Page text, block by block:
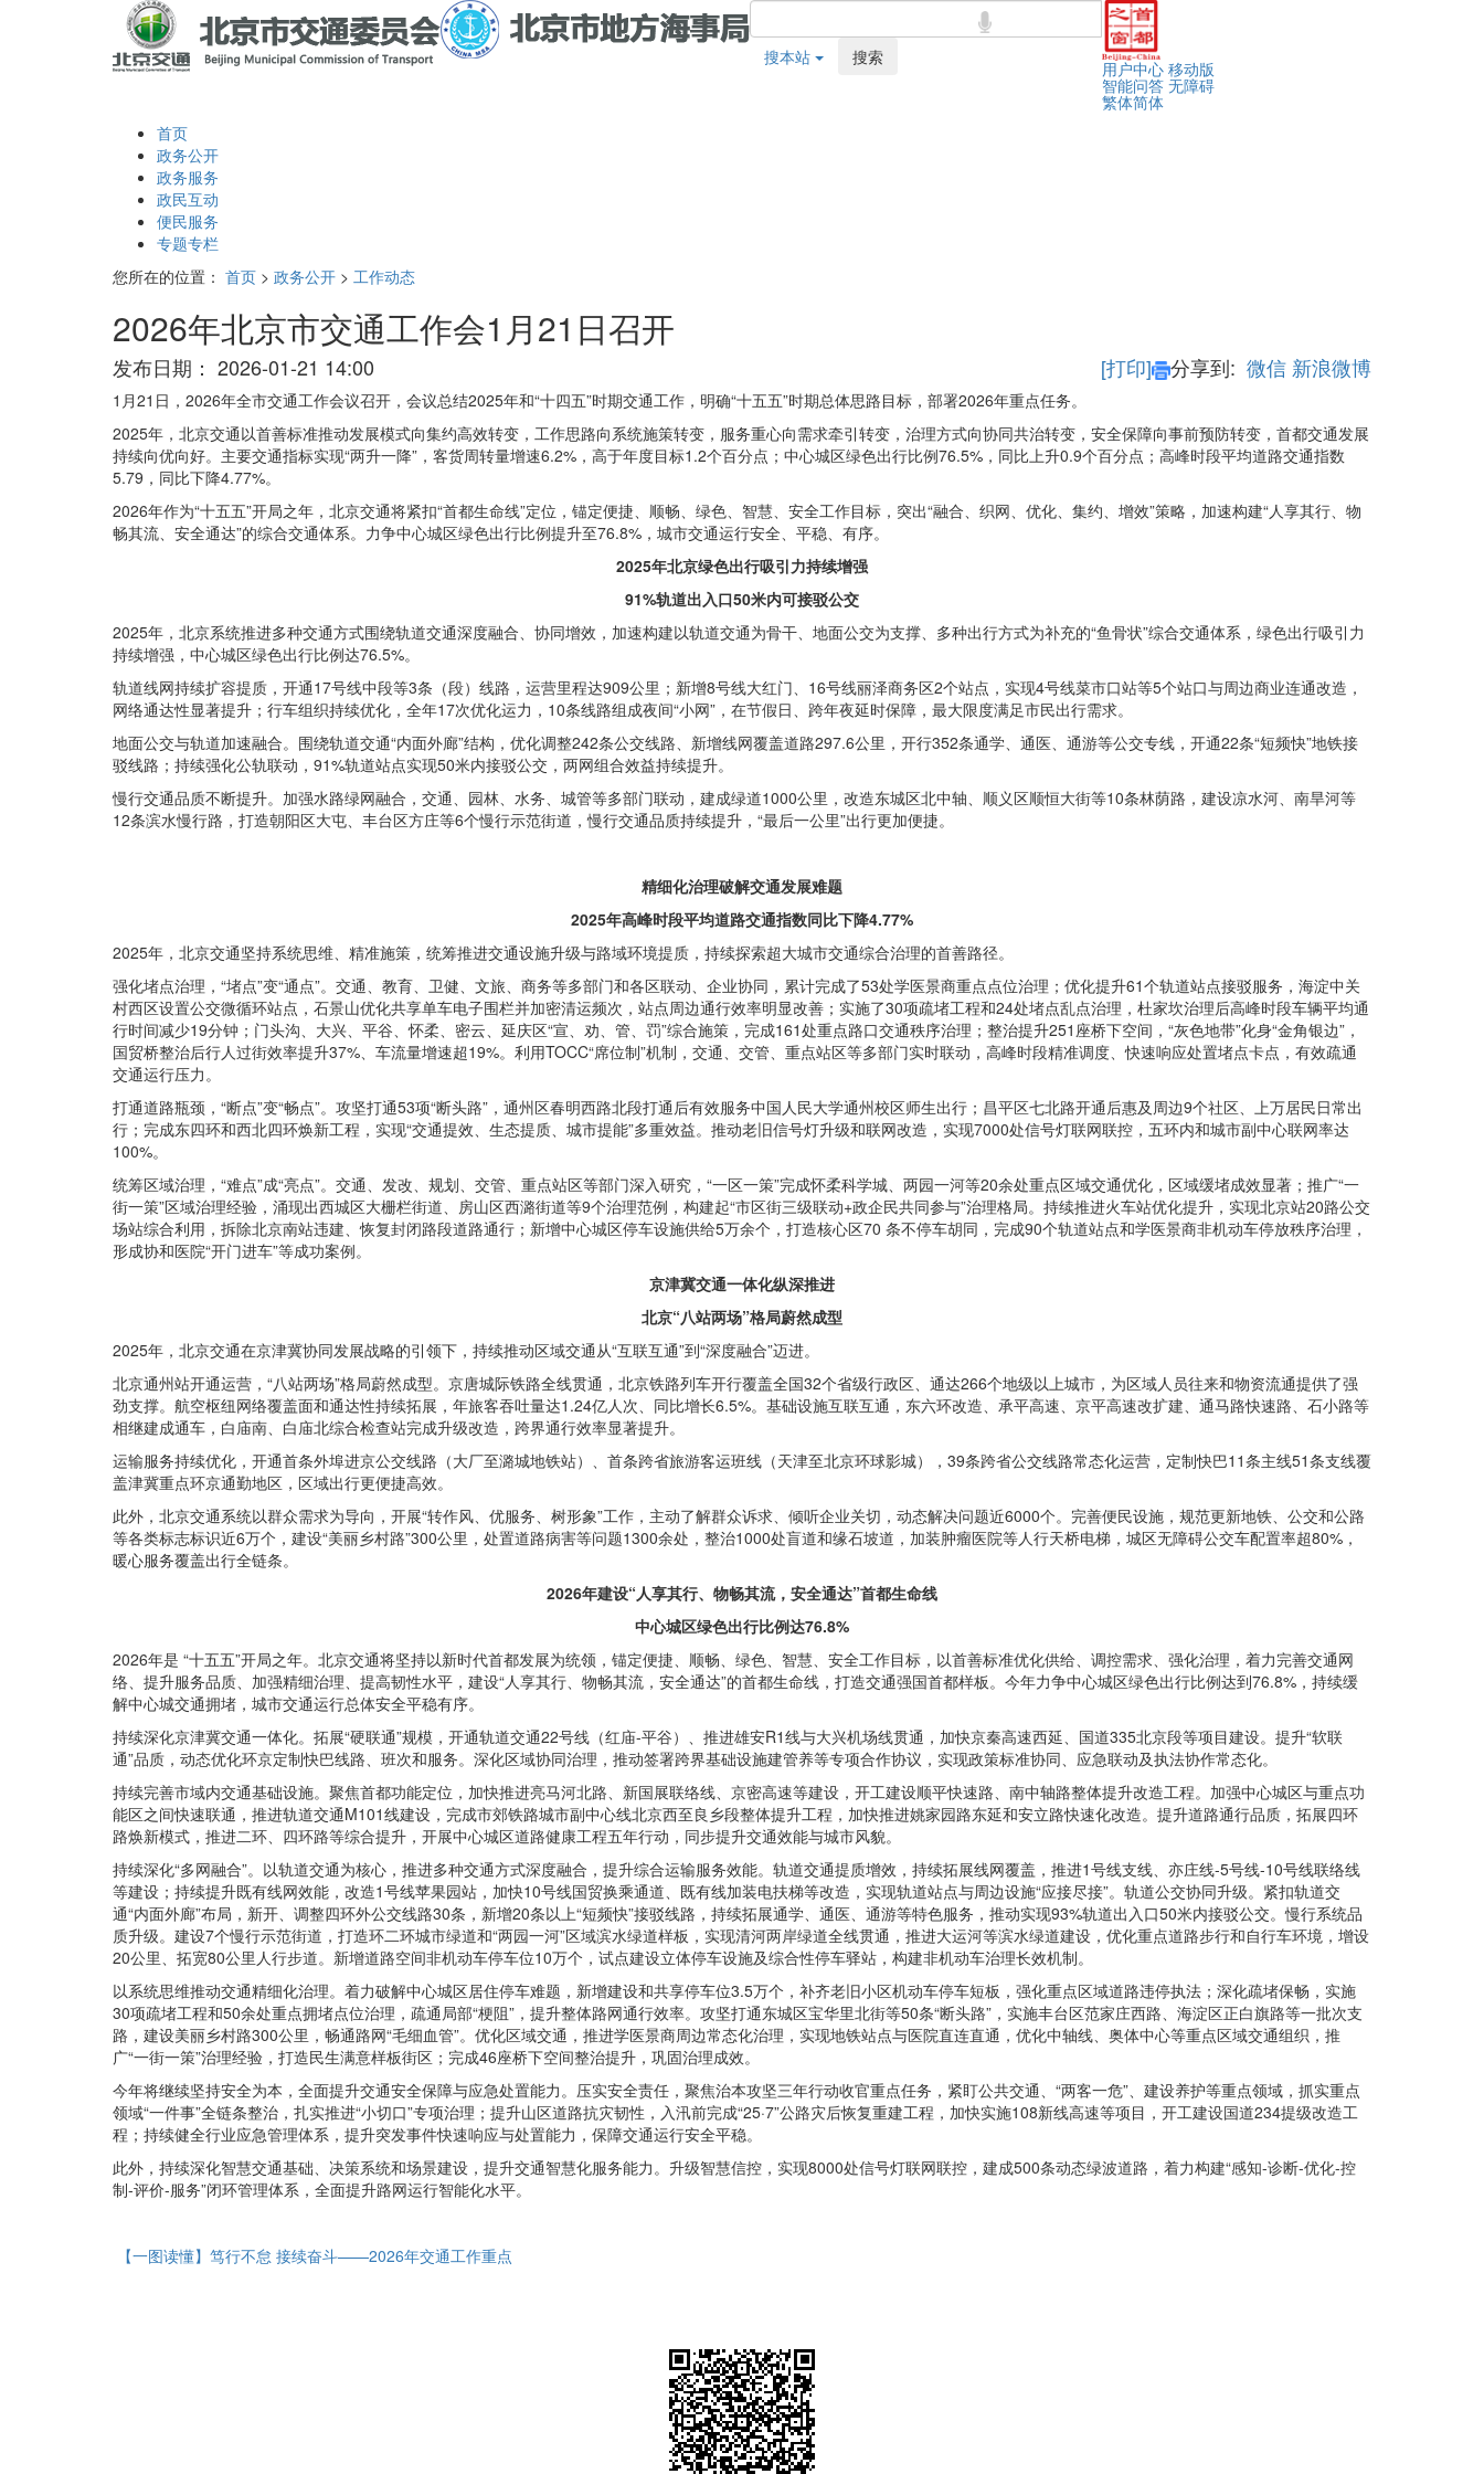
搜本站 搜索
用户中心 移动版
智能问答 无障碍
繁体简体
首页
政务公开
政务服务
政民互动
便民服务
专题专栏
您所在的位置： 首页 > 政务公开 > 工作动态
2026年北京市交通工作会1月21日召开
发布日期： 2026-01-21 14:00 [打印] 分享到: 微信 新浪微博
1月21日，2026年全市交通工作会议召开，会议总结2025年和“十四五”时期交通工作，明确“十五五”时期总体思路目标，部署2026年重点任务。
2025年，北京交通以首善标准推动发展模式向集约高效转变，工作思路向系统施策转变，服务重心向需求牵引转变，治理方式向协同共治转变，安全保障向事前预防转变，首都交通发展
持续向优向好。主要交通指标实现“两升一降”，客货周转量增速6.2%，高于年度目标1.2个百分点；中心城区绿色出行比例76.5%，同比上升0.9个百分点；高峰时段平均道路交通指数
5.79，同比下降4.77%。
2026年作为“十五五”开局之年，北京交通将紧扣“首都生命线”定位，锚定便捷、顺畅、绿色、智慧、安全工作目标，突出“融合、织网、优化、集约、增效”策略，加速构建“人享其行、物
畅其流、安全通达”的综合交通体系。力争中心城区绿色出行比例提升至76.8%，城市交通运行安全、平稳、有序。
2025年北京绿色出行吸引力持续增强
91%轨道出入口50米内可接驳公交
2025年，北京系统推进多种交通方式围绕轨道交通深度融合、协同增效，加速构建以轨道交通为骨干、地面公交为支撑、多种出行方式为补充的“鱼骨状”综合交通体系，绿色出行吸引力
持续增强，中心城区绿色出行比例达76.5%。
轨道线网持续扩容提质，开通17号线中段等3条（段）线路，运营里程达909公里；新增8号线大红门、16号线丽泽商务区2个站点，实现4号线菜市口站等5个站口与周边商业连通改造，
网络通达性显著提升；行车组织持续优化，全年17次优化运力，10条线路组成夜间“小网”，在节假日、跨年夜延时保障，最大限度满足市民出行需求。
地面公交与轨道加速融合。围绕轨道交通“内面外廊”结构，优化调整242条公交线路、新增线网覆盖道路297.6公里，开行352条通学、通医、通游等公交专线，开通22条“短频快”地铁接
驳线路；持续强化公轨联动，91%轨道站点实现50米内接驳公交，两网组合效益持续提升。
慢行交通品质不断提升。加强水路绿网融合，交通、园林、水务、城管等多部门联动，建成绿道1000公里，改造东城区北中轴、顺义区顺恒大街等10条林荫路，建设凉水河、南旱河等
12条滨水慢行路，打造朝阳区大屯、丰台区方庄等6个慢行示范街道，慢行交通品质持续提升，“最后一公里”出行更加便捷。
精细化治理破解交通发展难题
2025年高峰时段平均道路交通指数同比下降4.77%
2025年，北京交通坚持系统思维、精准施策，统筹推进交通设施升级与路域环境提质，持续探索超大城市交通综合治理的首善路径。
强化堵点治理，“堵点”变“通点”。交通、教育、卫健、文旅、商务等多部门和各区联动、企业协同，累计完成了53处学医景商重点点位治理；优化提升61个轨道站点接驳服务，海淀中关
村西区设置公交微循环站点，石景山优化共享单车电子围栏并加密清运频次，站点周边通行效率明显改善；实施了30项疏堵工程和24处堵点乱点治理，杜家坎治理后高峰时段车辆平均通
行时间减少19分钟；门头沟、大兴、平谷、怀柔、密云、延庆区“宣、劝、管、罚”综合施策，完成161处重点路口交通秩序治理；整治提升251座桥下空间，“灰色地带”化身“金角银边”，
国贸桥整治后行人过街效率提升37%、车流量增速超19%。利用TOCC“席位制”机制，交通、交管、重点站区等多部门实时联动，高峰时段精准调度、快速响应处置堵点卡点，有效疏通
交通运行压力。
打通道路瓶颈，“断点”变“畅点”。攻坚打通53项“断头路”，通州区春明西路北段打通后有效服务中国人民大学通州校区师生出行；昌平区七北路开通后惠及周边9个社区、上万居民日常出
行；完成东四环和西北四环焕新工程，实现“交通提效、生态提质、城市提能”多重效益。推动老旧信号灯升级和联网改造，实现7000处信号灯联网联控，五环内和城市副中心联网率达
100%。
统筹区域治理，“难点”成“亮点”。交通、发改、规划、交管、重点站区等部门深入研究，“一区一策”完成怀柔科学城、两园一河等20余处重点区域交通优化，区域缓堵成效显著；推广“一
街一策”区域治理经验，涌现出西城区大栅栏街道、房山区西潞街道等9个治理范例，构建起“市区街三级联动+政企民共同参与”治理格局。持续推进火车站优化提升，实现北京站20路公交
场站综合利用，拆除北京南站违建、恢复封闭路段道路通行；新增中心城区停车设施供给5万余个，打造核心区70 条不停车胡同，完成90个轨道站点和学医景商非机动车停放秩序治理，
形成协和医院“开门进车”等成功案例。
京津冀交通一体化纵深推进
北京“八站两场”格局蔚然成型
2025年，北京交通在京津冀协同发展战略的引领下，持续推动区域交通从“互联互通”到“深度融合”迈进。
北京通州站开通运营，“八站两场”格局蔚然成型。京唐城际铁路全线贯通，北京铁路列车开行覆盖全国32个省级行政区、通达266个地级以上城市，为区域人员往来和物资流通提供了强
劲支撑。航空枢纽网络覆盖面和通达性持续拓展，年旅客吞吐量达1.24亿人次、同比增长6.5%。基础设施互联互通，东六环改造、承平高速、京平高速改扩建、通马路快速路、石小路等
相继建成通车，白庙南、白庙北综合检查站完成升级改造，跨界通行效率显著提升。
运输服务持续优化，开通首条外埠进京公交线路（大厂至潞城地铁站）、首条跨省旅游客运班线（天津至北京环球影城），39条跨省公交线路常态化运营，定制快巴11条主线51条支线覆
盖津冀重点环京通勤地区，区域出行更便捷高效。
此外，北京交通系统以群众需求为导向，开展“转作风、优服务、树形象”工作，主动了解群众诉求、倾听企业关切，动态解决问题近6000个。完善便民设施，规范更新地铁、公交和公路
等各类标志标识近6万个，建设“美丽乡村路”300公里，处置道路病害等问题1300余处，整治1000处盲道和缘石坡道，加装肿瘤医院等人行天桥电梯，城区无障碍公交车配置率超80%，
暖心服务覆盖出行全链条。
2026年建设“人享其行、物畅其流，安全通达”首都生命线
中心城区绿色出行比例达76.8%
2026年是 “十五五”开局之年。 北京交通将坚持以新时代首都发展为统领，锚定便捷、顺畅、绿色、智慧、安全工作目标，以首善标准优化供给、调控需求、强化治理，着力完善交通网
络、提升服务品质、加强精细治理、提高韧性水平，建设“人享其行、物畅其流，安全通达”的首都生命线，打造交通强国首都样板。今年力争中心城区绿色出行比例达到76.8%，持续缓
解中心城交通拥堵，城市交通运行总体安全平稳有序。
持续深化京津冀交通一体化。拓展“硬联通”规模，开通轨道交通22号线（红庙-平谷）、推进雄安R1线与大兴机场线贯通，加快京秦高速西延、国道335北京段等项目建设。提升“软联
通”品质，动态优化环京定制快巴线路、班次和服务。深化区域协同治理，推动签署跨界基础设施建管养等专项合作协议，实现政策标准协同、应急联动及执法协作常态化。
持续完善市域内交通基础设施。聚焦首都功能定位，加快推进亮马河北路、新国展联络线、京密高速等建设，开工建设顺平快速路、南中轴路整体提升改造工程。加强中心城区与重点功
能区之间快速联通，推进轨道交通M101线建设，完成市郊铁路城市副中心线北京西至良乡段整体提升工程，加快推进姚家园路东延和安立路快速化改造。提升道路通行品质，拓展四环
路焕新模式，推进二环、四环路等综合提升，开展中心城区道路健康工程五年行动，同步提升交通效能与城市风貌。
持续深化“多网融合”。以轨道交通为核心，推进多种交通方式深度融合，提升综合运输服务效能。轨道交通提质增效，持续拓展线网覆盖，推进1号线支线、亦庄线-5号线-10号线联络线
等建设；持续提升既有线网效能，改造1号线苹果园站，加快10号线国贸换乘通道、既有线加装电扶梯等改造，实现轨道站点与周边设施“应接尽接”。轨道公交协同升级。紧扣轨道交
通“内面外廊”布局，新开、调整四环外公交线路30条，新增20条以上“短频快”接驳线路，持续拓展通学、通医、通游等特色服务，推动实现93%轨道出入口50米内接驳公交。慢行系统品
质升级。建设7个慢行示范街道，打造环二环城市绿道和“两园一河”区域滨水绿道样板，实现清河两岸绿道全线贯通，推进大运河等滨水绿道建设，优化重点道路步行和自行车环境，增设
20公里、拓宽80公里人行步道。新增道路空间非机动车停车位10万个，试点建设立体停车设施及综合性停车驿站，构建非机动车治理长效机制。
以系统思维推动交通精细化治理。着力破解中心城区居住停车难题，新增建设和共享停车位3.5万个，补齐老旧小区机动车停车短板，强化重点区域道路违停执法；深化疏堵保畅，实施
30项疏堵工程和50余处重点拥堵点位治理，疏通局部“梗阻”，提升整体路网通行效率。攻坚打通东城区宝华里北街等50条“断头路”，实施丰台区范家庄西路、海淀区正白旗路等一批次支
路，建设美丽乡村路300公里，畅通路网“毛细血管”。优化区域交通，推进学医景商周边常态化治理，实现地铁站点与医院直连直通，优化中轴线、奥体中心等重点区域交通组织，推
广“一街一策”治理经验，打造民生满意样板街区；完成46座桥下空间整治提升，巩固治理成效。
今年将继续坚持安全为本，全面提升交通安全保障与应急处置能力。压实安全责任，聚焦治本攻坚三年行动收官重点任务，紧盯公共交通、“两客一危”、建设养护等重点领域，抓实重点
领域“一件事”全链条整治，扎实推进“小切口”专项治理；提升山区道路抗灾韧性，入汛前完成“25·7”公路灾后恢复重建工程，加快实施108新线高速等项目，开工建设国道234提级改造工
程；持续健全行业应急管理体系，提升突发事件快速响应与处置能力，保障交通运行安全平稳。
此外，持续深化智慧交通基础、决策系统和场景建设，提升交通智慧化服务能力。升级智慧信控，实现8000处信号灯联网联控，建成500条动态绿波道路，着力构建“感知-诊断-优化-控
制-评价-服务”闭环管理体系，全面提升路网运行智能化水平。
【一图读懂】笃行不怠 接续奋斗——2026年交通工作重点